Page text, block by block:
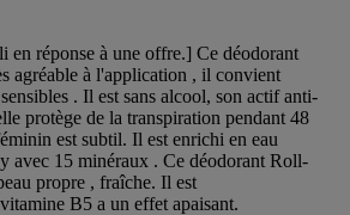
en réponse à une offre.] Ce déodorant
agréable à l'application , il convient
. Il est sans alcool, son actif anti-
protège de la transpiration pendant 48
est subtil. Il est enrichi en eau
avec 15 minéraux . Ce déodorant Roll-
propre , fraîche. Il est
B5 a un effet apaisant.